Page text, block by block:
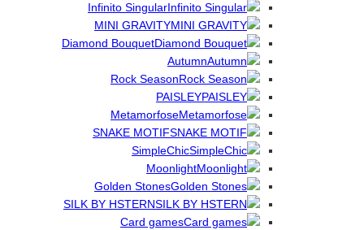
Infinito Singular
MINI GRAVITY
Diamond Bouquet
Autumn
Rock Season
PAISLEY
Metamorfose
SNAKE MOTIF
SimpleChic
Moonlight
Golden Stones
SILK BY HSTERN
Card games